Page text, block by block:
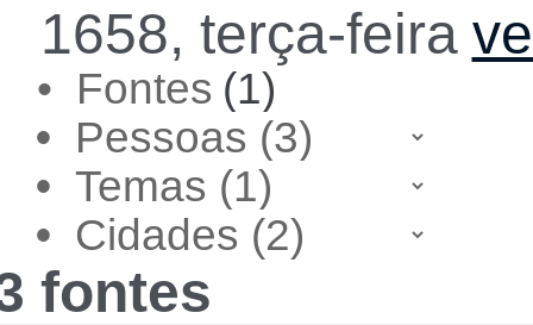
1658, terça-feira
• Fontes (1)
•
•
•
fontes